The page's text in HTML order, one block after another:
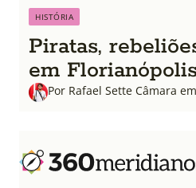
HISTÓRIA
Piratas,
em
Por Rafael Sette Câmara